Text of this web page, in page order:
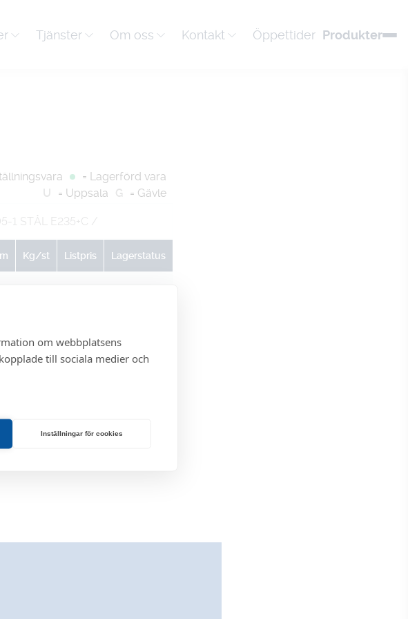
om webbplatsens
till sociala medier och
Inställningar för cookies
Tjänster Om oss Kontakt Öppettider Produkter
= Lagerförd vara
U
= Uppsala G = Gävle
1 STÅL E235+C /
Kg/st Listpris Lagerstatus